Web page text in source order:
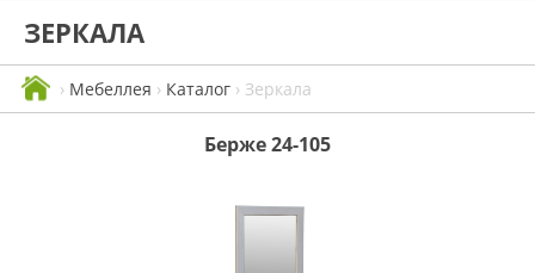
ЗЕРКАЛА
› Мебеллея › Каталог › Зеркала
Берже 24-105